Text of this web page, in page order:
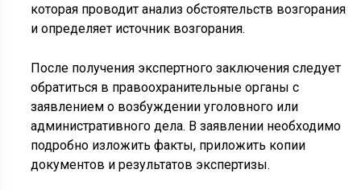
которая проводит анализ обстоятельств возгорания
и определяет источник возгорания.
После получения экспертного заключения следует
обратиться в правоохранительные органы с
заявлением о возбуждении уголовного или
административного дела. В заявлении необходимо
подробно изложить факты, приложить копии
документов и результатов экспертизы.